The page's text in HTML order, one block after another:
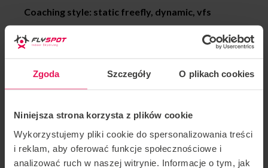
Zgoda Szczegóły O plikach cookies
Niniejsza strona korzysta z plików cookie
Wykorzystujemy pliki cookie do spersonalizowania treści
i reklam, aby oferować funkcje społecznościowe i
analizować ruch w naszej witrynie. Informacje o tym, jak
Coaching style: static freefly, dynamic, vfs
Martin’s achievements:
2018 gold Sakura Cup, team name Flyspot Unlimited,
category Dynamic 2way
2017 silver FAI World Championship, team name Mad
Ravens category Dynamic 4way
2016 bronze FAI World Cup, category Freestyle